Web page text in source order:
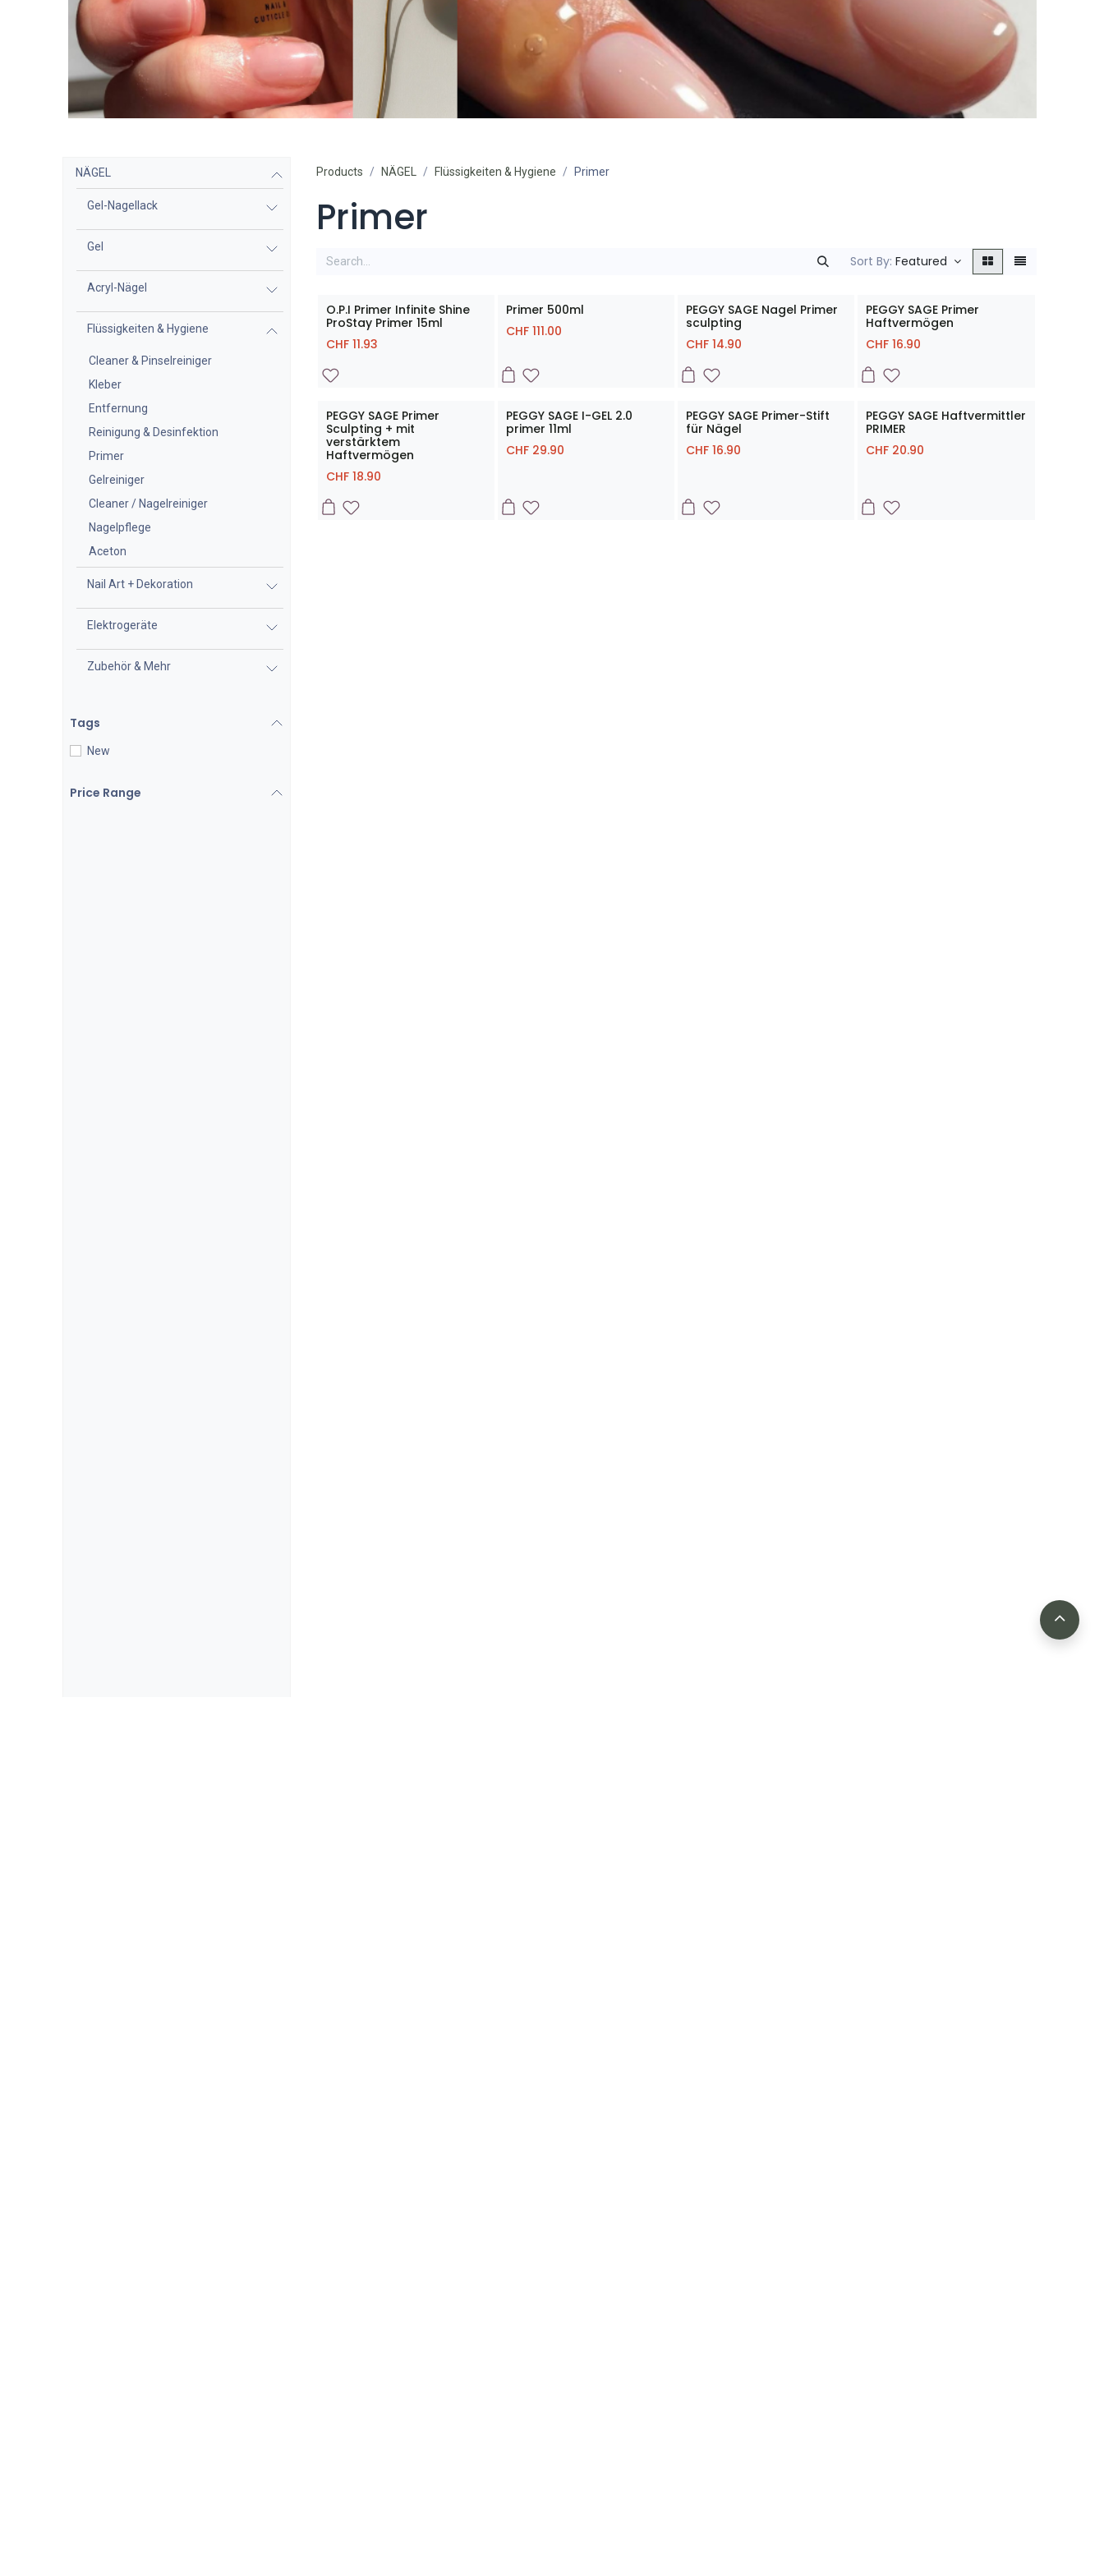
NÄGEL
Gel-Nagellack
Gel
Acryl-Nägel
Flüssigkeiten & Hygiene
Cleaner & Pinselreiniger
Kleber
Entfernung
Reinigung & Desinfektion
Primer
Gelreiniger
Cleaner / Nagelreiniger
Nagelpflege
Aceton
Nail Art + Dekoration
Elektrogeräte
Zubehör & Mehr
Tags
New
Price Range
Products NÄGEL Flüssigkeiten & Hygiene Primer
Primer
Sort By: Featured
O.P.I Primer Infinite Shine
ProStay Primer 15ml
CHF 11.93
Primer 500ml
CHF 111.00
PEGGY SAGE Nagel Primer
sculpting
CHF14.90
PEGGY SAGE Primer
Haftvermögen
CHF16.90
PEGGY SAGE Primer
Sculpting + mit
verstärktem
Haftvermögen
CHF 18.90
PEGGY SAGE I-GEL 2.0
primer 11ml
CHF 29.90
PEGGY SAGE Primer-Stift
für Nägel
CHF16.90
PEGGY SAGE Haftvermittler
PRIMER
CHF 20.90